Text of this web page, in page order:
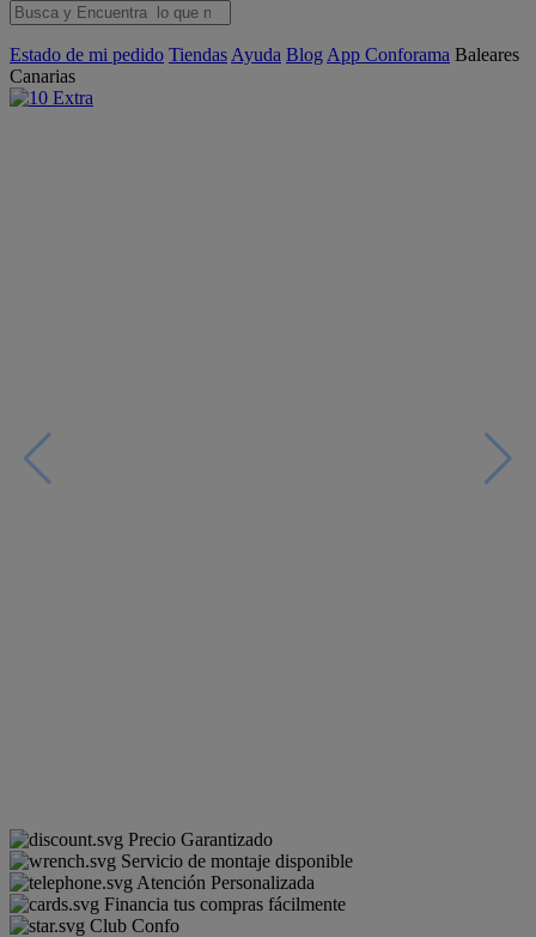
Estado de mi pedido Tiendas Ayuda Blog App Conforama Baleares
Canarias
Precio Garantizado
Servicio de montaje disponible
Atención Personalizada
Financia tus compras fácilmente
Club Confo